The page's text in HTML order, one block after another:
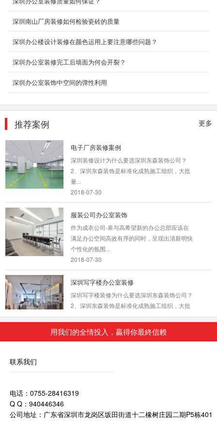
深圳南山厂房装修如何检验瓷砖的质量
深圳办公楼设计装修在颜色运用上要注意哪些问题？
深圳办公室装修完工后墙面为何会开裂？
深圳办公室装饰中空间的弹性利用
更多
推荐案例
室内设计装修_东方幼儿园
2018-06-28
公司、企业文...
电子厂房装修案例
深圳装修设计为什么要选深圳东森装饰公司？
2、深圳东森装饰是标准化成熟施工组织，大批
量...
2018-07-30
服装公司办公室装饰
作为成衣公司-皋与高希望新的办公总部应该在
满足办公空间高效有序的同时，呈现出清新明快
个性化的氛围...
2018-07-30
深圳写字楼办公室装修
深圳写字楼装修为什么要选深圳东森装饰公司？
2、深圳东森装饰是标准化成熟施工组织，大批
2018-07-30
2018-07-30
用我们的全情投入，贏得你最終信赖
联系我们
电话：0755-28416319
Q Q：940446346
公司地址：广东省深圳市龙岗区坂田街道十二橡树庄园二期P5栋401